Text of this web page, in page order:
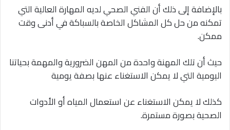
بالإضافة إلى ذلك أن الفني الصحي لديه المهارة العالية التي
تمكنه من حل كل المشاكل الخاصة بالسباكة في أدنى وقت
ممكن.
حيث أن تلك المهنة واحدة من المهن الضرورية والمهمة بحياتنا
اليومية التي لا يمكن الاستغناء عنها بصفة يومية
كذلك لا يمكن الاستغناء عن استعمال المياه أو الأدوات
الصحية بصورة مستمرة.